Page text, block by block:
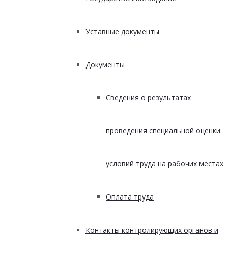
Уставные документы
Документы
Сведения о результатах
проведения специальной оценки
условий труда на рабочих местах
Оплата труда
Контакты контролирующих органов и